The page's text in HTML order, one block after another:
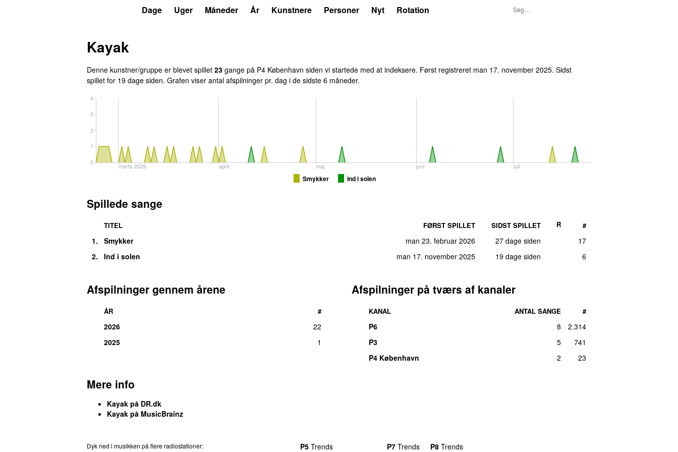
Dage Uger Måneder År Kunstnere Personer Nyt Rotation
Kayak
Denne kunstner/gruppe er blevet spillet 23 gange på P4 København siden vi startede med at indeksere. Først registreret man 17. november 2025. Sidst
spillet for 19 dage siden. Grafen viser antal afspilninger pr. dag i de sidste 6 måneder.
marts 2026 april maj juni juli
0
1
2
3
4
Smykker Ind i solen
Spillede sange
TITEL FØRST SPILLET SIDST SPILLET R #
1. Smykker man 23. februar 2026 27 dage siden
17
2.
Ind i solen man 17. november 2025 19 dage siden 6
Afspilninger gennem årene
ÅR #
2026
22
2025
1
Afspilninger på tværs af kanaler
KANAL ANTAL SANGE #
P6 8
2.314
P3
5
741
P4 København
2 23
Mere info
Kayak på DR.dk
Kayak på MusicBrainz
Dyk ned i musikken på flere radiostationer: P5 Trends P7 Trends P8 Trends